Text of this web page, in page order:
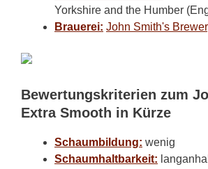
Yorkshire and the Humber
Brauerei: John Smith's
Bewertungskriterien zum
Extra Smooth in Kürze
Schaumbildung: wenig
Schaumhaltbarkeit: